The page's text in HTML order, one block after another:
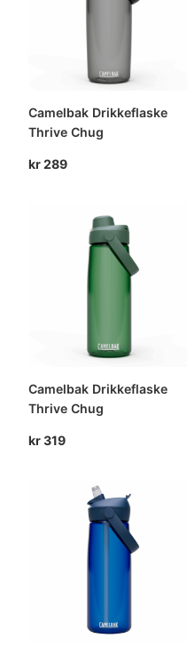
Camelbak Drikkeflaske
Thrive Chug
kr289
Camelbak Drikkeflaske
Thrive Chug
kr319